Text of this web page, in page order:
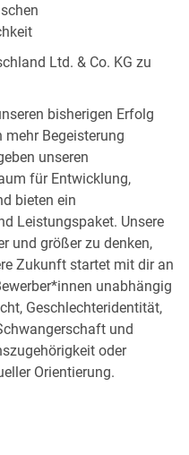
Ltd. & Co. KG zu
bisherigen Erfolg
Begeisterung
unseren
für Entwicklung,
bieten ein
Leistungspaket. Unsere
und größer zu denken,
Zukunft startet mit dir an
unabhängig
Geschlechteridentität,
und
oder
Orientierung.